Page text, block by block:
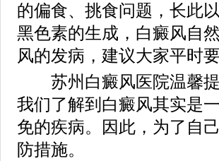
的偏食、挑食问题，长此
黑色素的生成，白癜风自
风的发病，建议大家平时
苏州白癜风医院温馨提
我们了解到白癜风其实是
免的疾病。因此，为了自
防措施。